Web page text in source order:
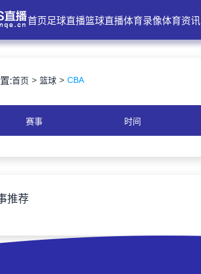
首页足球直播篮球直播体育录像体育资讯
:首页 篮球 CBA
赛事 时间
推荐